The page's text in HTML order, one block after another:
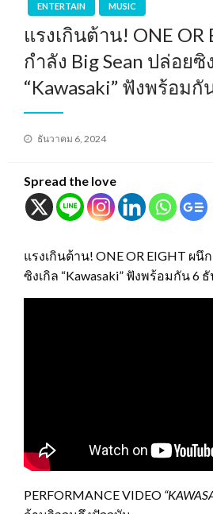
ENTERTAIN MUSIC
แรงเกินต้าน! ONE OR
กำลัง Big Sean ปล่อยซิ
“Kawasaki” ฟังพร้อมกั
Posted
ธันวาคม 6, 2024
Spread the love
แรงเกินต้าน! ONE OR EIGHT ผนึ
ซิงเกิล “Kawasaki” ฟังพร้อมกัน 6
PERFORMANCE VIDEO